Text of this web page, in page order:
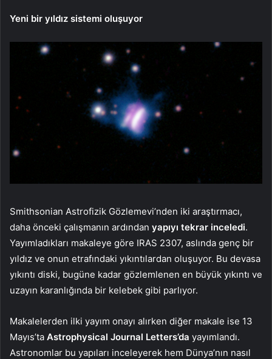
Yeni bir yıldız sistemi oluşuyor
Smithsonian Astrofizik Gözlemevi’nden iki araştırmacı,
daha önceki çalışmanın ardından yapıyı tekrar inceledi.
Yayımladıkları makaleye göre IRAS 2307, aslında genç bir
yıldız ve onun etrafındaki yıkıntılardan oluşuyor. Bu devasa
yıkıntı diski, bugüne kadar gözlemlenen en büyük yıkıntı ve
uzayın karanlığında bir kelebek gibi parlıyor.
Makalelerden ilki yayım onayı alırken diğer makale ise 13
Mayıs’ta Astrophysical Journal Letters’da yayımlandı.
Astronomlar bu yapıları inceleyerek hem Dünya’nın nasıl